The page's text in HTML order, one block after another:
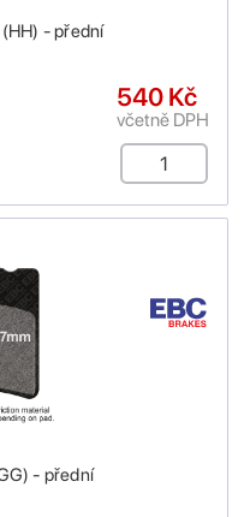
- přední
540 Kč
včetně DPH
- přední